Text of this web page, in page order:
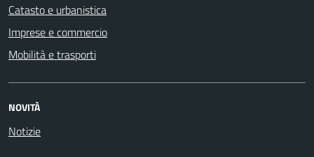
Catasto e urbanistica
Imprese e commercio
Mobilità e trasporti
NOVITÀ
Notizie